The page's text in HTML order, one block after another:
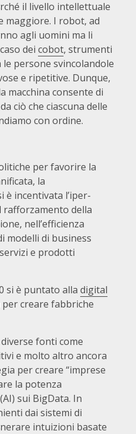
il livello intellettuale
maggiore. I robot, ad
agli uomini ma li
dei cobot, strumenti
persone svincolandole
e ripetitive. Dunque,
macchina consente di
ciò che ciascuna delle
con ordine.
per favorire la
la
è incentivata l’iper-
rafforzamento della
nell’efficienza
modelli di business
e prodotti
si è puntato alla digital
per creare fabbriche
fonti come
e molto altro ancora
per creare “imprese
la potenza
sui BigData. In
dai sistemi di
intuizioni basate